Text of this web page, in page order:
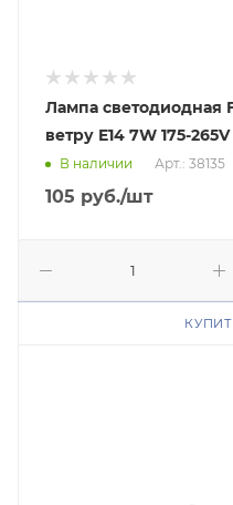
Лампа светодиодная
ветру E14 7W 175-
В наличии Арт.: 38135
105 руб./шт